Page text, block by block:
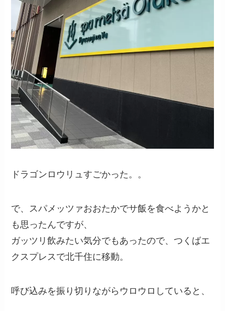
ドラゴンロウリュすごかった。。
で、スパメッツァおおたかでサ飯を食べようかと
も思ったんですが、
ガッツリ飲みたい気分でもあったので、つくばエ
クスプレスで北千住に移動。
呼び込みを振り切りながらウロウロしていると、